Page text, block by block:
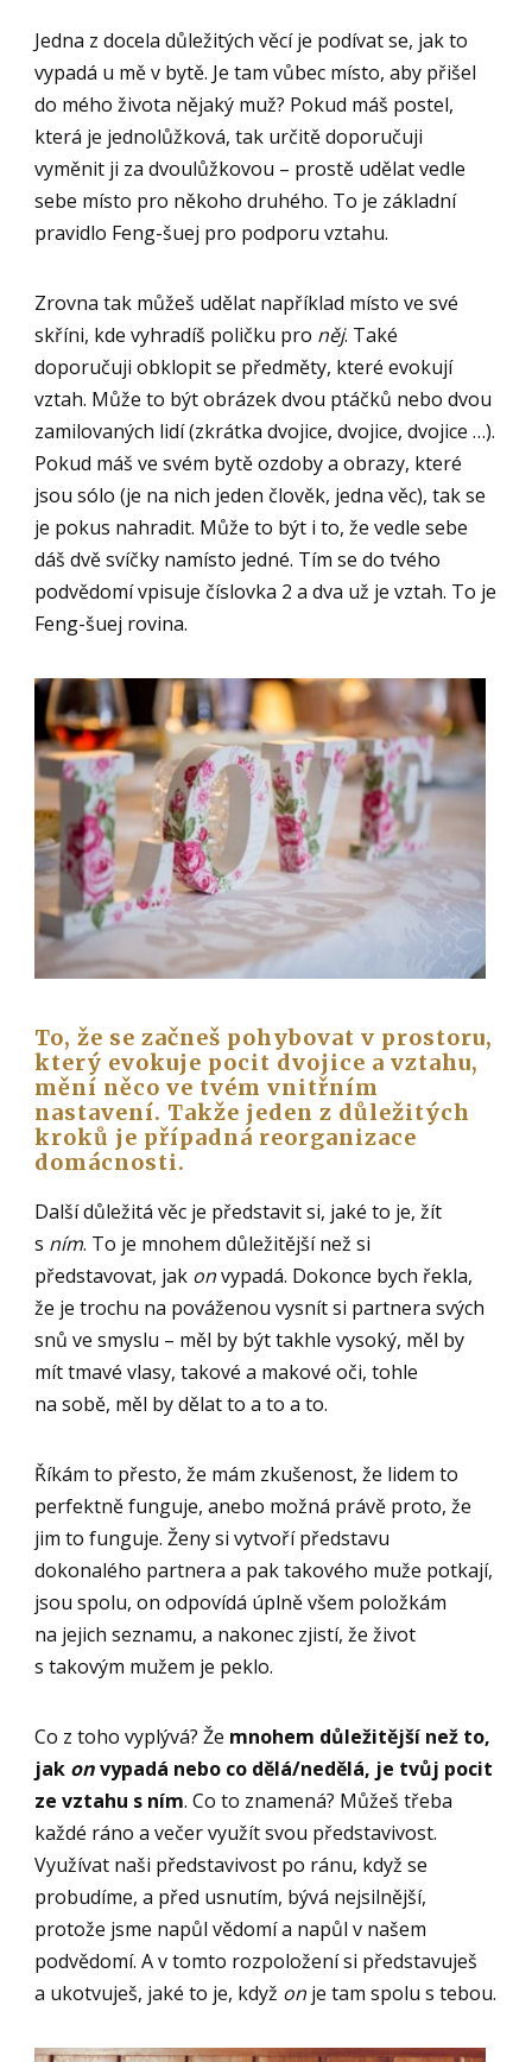
Jedna z docela důležitých věcí je podívat se, jak to
vypadá u mě v bytě. Je tam vůbec místo, aby přišel
do mého života nějaký muž? Pokud máš postel,
která je jednolůžková, tak určitě doporučuji
vyměnit ji za dvoulůžkovou – prostě udělat vedle
sebe místo pro někoho druhého. To je základní
pravidlo Feng-šuej pro podporu vztahu.
Zrovna tak můžeš udělat například místo ve své
skříni, kde vyhradíš poličku pro něj. Také
doporučuji obklopit se předměty, které evokují
vztah. Může to být obrázek dvou ptáčků nebo dvou
zamilovaných lidí (zkrátka dvojice, dvojice, dvojice …).
Pokud máš ve svém bytě ozdoby a obrazy, které
jsou sólo (je na nich jeden člověk, jedna věc), tak se
je pokus nahradit. Může to být i to, že vedle sebe
dáš dvě svíčky namísto jedné. Tím se do tvého
podvědomí vpisuje číslovka 2 a dva už je vztah. To je
Feng-šuej rovina.
To, že se začneš pohybovat v prostoru,
který evokuje pocit dvojice a vztahu,
mění něco ve tvém vnitřním
nastavení. Takže jeden z důležitých
kroků je případná reorganizace
domácnosti.
Další důležitá věc je představit si, jaké to je, žít
s ním. To je mnohem důležitější než si
představovat, jak onvypadá. Dokonce bych řekla,
že je trochu na pováženou vysnít si partnera svých
snů ve smyslu – měl by být takhle vysoký, měl by
mít tmavé vlasy, takové a makové oči, tohle
na sobě, měl by dělat to a to a to.
Říkám to přesto, že mám zkušenost, že lidem to
perfektně funguje, anebo možná právě proto, že
jim to funguje. Ženy si vytvoří představu
dokonalého partnera a pak takového muže potkají,
jsou spolu, on odpovídá úplně všem položkám
na jejich seznamu, a nakonec zjistí, že život
s takovým mužem je peklo.
Co z toho vyplývá? Že mnohem důležitější než to,
jak onvypadá nebo co dělá/nedělá, je tvůj pocit
ze vztahu s ním. Co to znamená? Můžeš třeba
každé ráno a večer využít svou představivost.
Využívat naši představivost po ránu, když se
probudíme, a před usnutím, bývá nejsilnější,
protože jsme napůl vědomí a napůl v našem
podvědomí. A v tomto rozpoložení si představuješ
a ukotvuješ, jaké to je, když on je tam spolu s tebou.